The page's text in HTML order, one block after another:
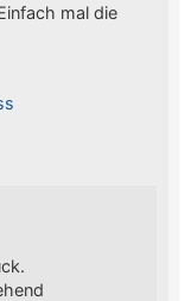
mal die